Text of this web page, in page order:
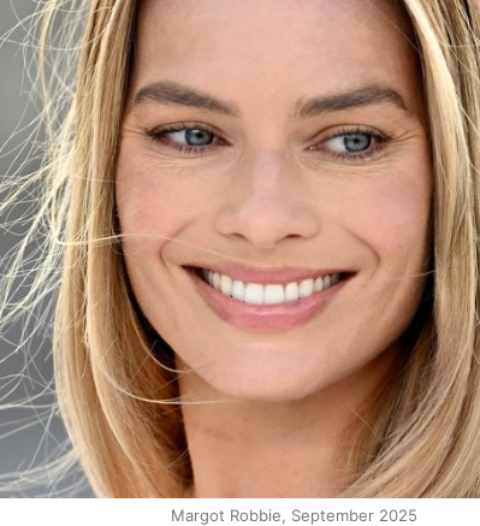
Margot Robbie, September 2025